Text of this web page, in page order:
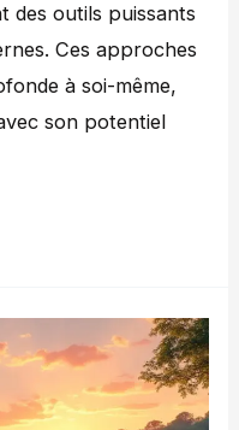
des outils puissants
Ces approches
à soi-même,
son potentiel